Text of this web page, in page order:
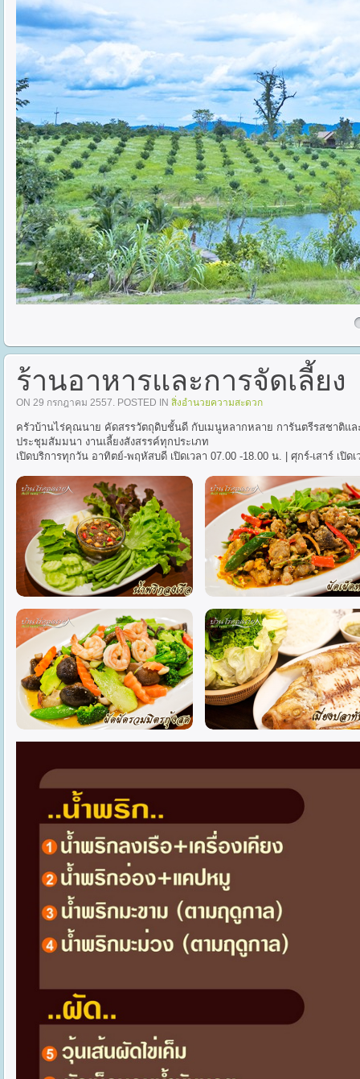
ร้านอาหารและการจัดเลี้ยง
ON 29 กรกฎาคม 2557. POSTED IN สิ่งอำนวยความสะดวก
ครัวบ้านไร่คุณนาย คัดสรรวัตถุดิบชั้นดี กับเมนูหลากหลาย การันตรีรสชาติแล
ประชุมสัมมนา งานเลี้ยงสังสรรค์ทุกประเภท
เปิดบริการทุกวัน อาทิตย์-พฤหัสบดี เปิดเวลา 07.00 -18.00 น. | ศุกร์-เสาร์ เปิด